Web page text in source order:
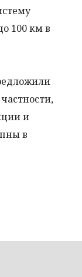
100 км в
и
в